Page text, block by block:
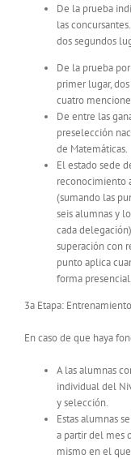
De la prueba
las
dos segundos
De la prueba
primer lugar,
cuatro
De entre las
preselección
de Matemáticas.
El estado sede
reconocimiento
(sumando las
seis alumnas y
cada
superación con
punto aplica
forma presencial.
3a Etapa:
En caso de que haya
A las alumnas
individual del
y selección.
Estas alumnas
a partir del mes
mismo en el